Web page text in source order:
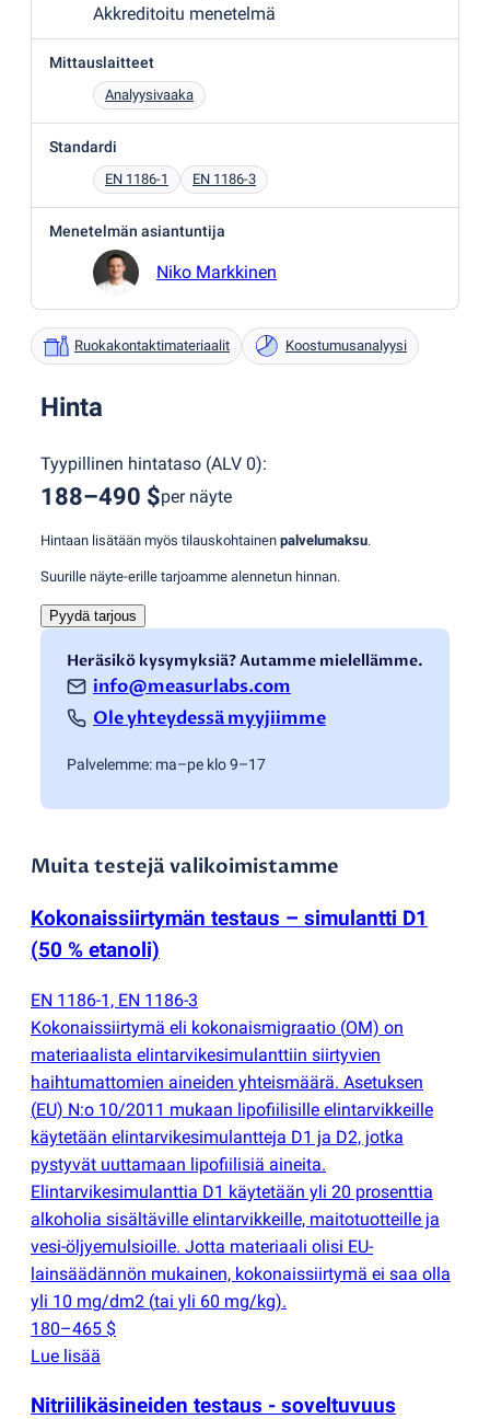
Akkreditoitu menetelmä
Mittauslaitteet
Analyysivaaka
Standardi
EN 1186-1 EN 1186-3
Menetelmän asiantuntija
Niko Markkinen
Ruokakontaktimateriaalit Koostumusanalyysi
Hinta
Tyypillinen hintataso (ALV 0):
188–490 $per näyte
Hintaan lisätään myös tilauskohtainen palvelumaksu.
Suurille näyte-erille tarjoamme alennetun hinnan.
Pyydä tarjous
Heräsikö kysymyksiä? Autamme mielellämme.
info@measurlabs.com
Ole yhteydessä myyjiimme
Palvelemme: ma–pe klo 9–17
Muita testejä valikoimistamme
Kokonaissiirtymän testaus – simulantti D1
(50 % etanoli)
EN 1186-1, EN 1186-3
Kokonaissiirtymä eli kokonaismigraatio (OM) on
materiaalista elintarvikesimulanttiin siirtyvien
haihtumattomien aineiden yhteismäärä. Asetuksen
(EU) N:o 10/2011 mukaan lipofiilisille elintarvikkeille
käytetään elintarvikesimulantteja D1 ja D2, jotka
pystyvät uuttamaan lipofiilisiä aineita.
Elintarvikesimulanttia D1 käytetään yli 20 prosenttia
alkoholia sisältäville elintarvikkeille, maitotuotteille ja
vesi-öljyemulsioille. Jotta materiaali olisi EU-
lainsäädännön mukainen, kokonaissiirtymä ei saa olla
yli 10 mg/dm2 (tai yli 60 mg/kg).
180–465 $
Lue lisää
Nitriilikäsineiden testaus - soveltuvuus